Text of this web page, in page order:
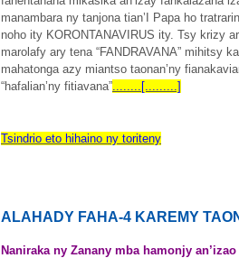
manambara ny tanjona tian’I Papa ho
noho ity KORONTANAVIRUS ity. Tsy krizy
marolafy ary tena “FANDRAVANA” mihitsy
mahatonga azy miantso taonan’ny
“hafalian’ny fitiavana”........[.........]
Tsindrio eto hihaino ny toriteny
ALAHADY FAHA-4 KAREMY
Naniraka ny Zanany mba hamonjy